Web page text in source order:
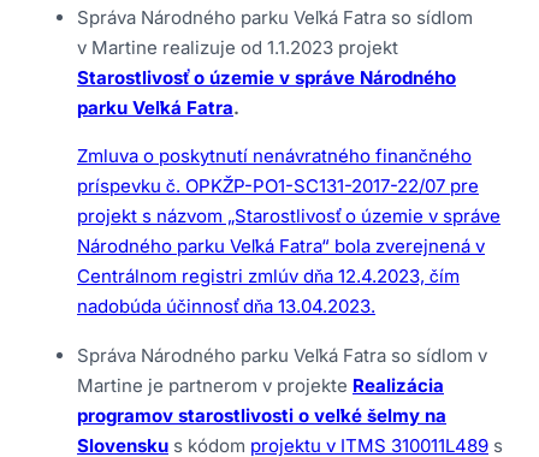
Správa Národného parku Veľká Fatra so sídlom
v Martine realizuje od 1.1.2023 projekt
Starostlivosť o územie v správe Národného
parku Veľká Fatra.
Zmluva o poskytnutí nenávratného finančného
príspevku č. OPKŽP-PO1-SC131-2017-22/07 pre
projekt s názvom „Starostlivosť o územie v správe
Národného parku Veľká Fatra“ bola zverejnená v
Centrálnom registri zmlúv dňa 12.4.2023, čím
nadobúda účinnosť dňa 13.04.2023.
Správa Národného parku Veľká Fatra so sídlom v
Martine je partnerom v projekte Realizácia
programov starostlivosti o veľké šelmy na
Slovensku s kódom projektu v ITMS 310011L489 s